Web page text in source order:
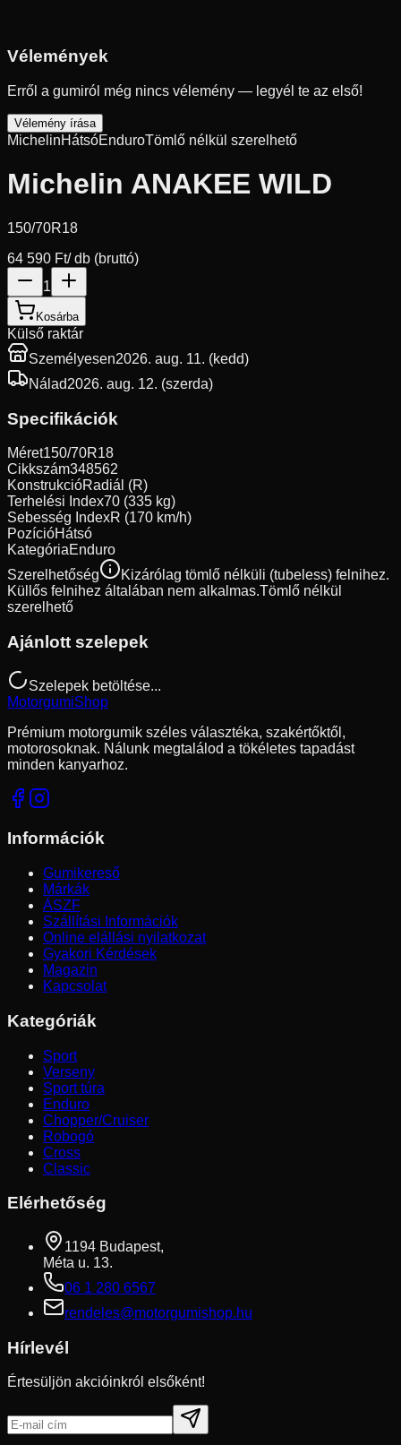
Vélemények
Erről a gumiról még nincs vélemény — legyél te az első!
Vélemény írása
MichelinHátsóEnduroTömlő nélkül szerelhető
Michelin ANAKEE WILD
150/70R18
64 590 Ft/ db (bruttó)
1
Kosárba
Külső raktár
Személyesen2026. aug. 11. (kedd)
Nálad2026. aug. 12. (szerda)
Specifikációk
Méret150/70R18
Cikkszám348562
KonstrukcióRadiál (R)
Terhelési Index70 (335 kg)
Sebesség IndexR (170 km/h)
PozícióHátsó
KategóriaEnduro
Szerelhetőség
Kizárólag tömlő nélküli (tubeless) felnihez.
Küllős felnihez általában nem alkalmas.Tömlő nélkül
szerelhető
Ajánlott szelepek
Szelepek betöltése...
MotorgumiShop
Prémium motorgumik széles választéka, szakértőktől,
motorosoknak. Nálunk megtalálod a tökéletes tapadást
minden kanyarhoz.
Információk
Gumikereső
Márkák
ÁSZF
Szállítási Információk
Online elállási nyilatkozat
Gyakori Kérdések
Magazin
Kapcsolat
Kategóriák
Sport
Verseny
Sport túra
Enduro
Chopper/Cruiser
Robogó
Cross
Classic
Elérhetőség
1194 Budapest,
Méta u. 13.
06 1 280 6567
rendeles@motorgumishop.hu
Hírlevél
Értesüljön akcióinkról elsőként!